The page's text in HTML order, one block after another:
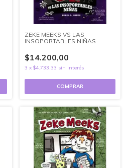
ZEKE MEEKS VS LAS
INSOPORTABLES NIÑAS
$14.200,00
3 x $4.733,33 sin interés